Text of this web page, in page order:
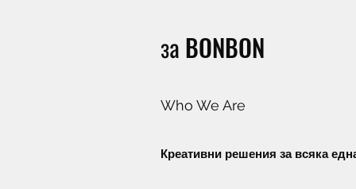
Who We Are
Креативни решения за всяка
за BONBON